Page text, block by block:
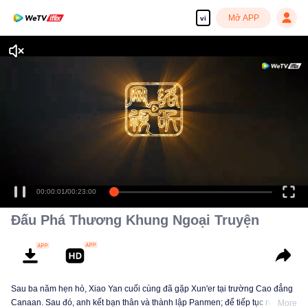
vi Mở APP
Đấu Phá Thương Khung Ngoại Truyện
Sau ba năm hẹn hò, Xiao Yan cuối cùng đã gặp Xun'er tại trường Cao đẳng
Canaan. Sau đó, anh kết bạn thân và thành lập Panmen; để tiếp tục nângMore